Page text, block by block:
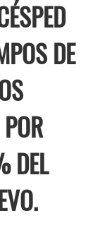
DE
DEL